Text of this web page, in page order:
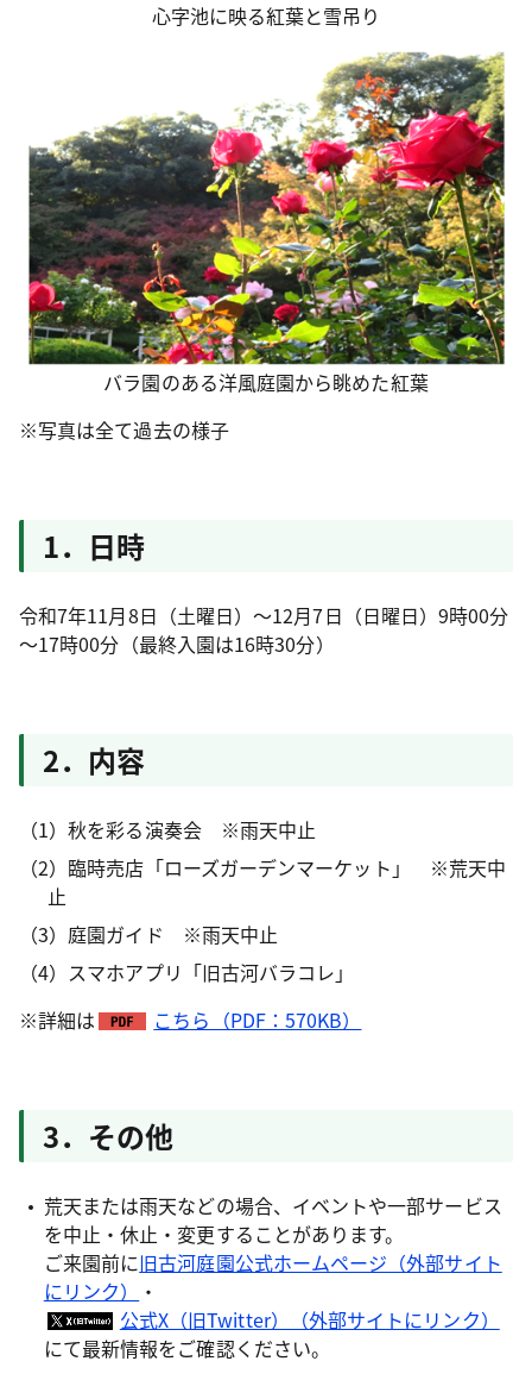
心字池に映る紅葉と雪吊り
バラ園のある洋風庭園から眺めた紅葉
※写真は全て過去の様子
1．日時
令和7年11月8日（土曜日）～12月7日（日曜日）9時00分
～17時00分（最終入園は16時30分）
2．内容
（1）秋を彩る演奏会 ※雨天中止
（2）臨時売店「ローズガーデンマーケット」 ※荒天中
止
（3）庭園ガイド ※雨天中止
（4）スマホアプリ「旧古河バラコレ」
※詳細は
こちら（PDF：570KB）
3．その他
荒天または雨天などの場合、イベントや一部サービス
を中止・休止・変更することがあります。
ご来園前に旧古河庭園公式ホームページ（外部サイト
にリンク）
・
公式X（旧Twitter）（外部サイトにリンク）
にて最新情報をご確認ください。